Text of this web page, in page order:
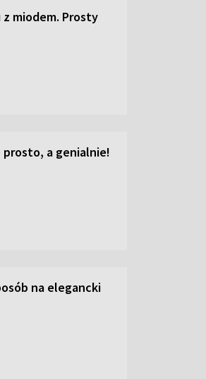
miodem. Prosty
a genialnie!
na elegancki